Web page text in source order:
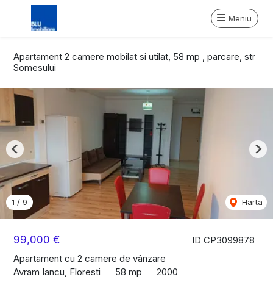
Meniu
Apartament 2 camere mobilat si utilat, 58 mp , parcare, str
Somesului
ID CP3099878
99,000 €
Apartament cu 2 camere de vânzare
Avram Iancu, Floresti
58 mp 2000
1 / 9 Harta
Previous